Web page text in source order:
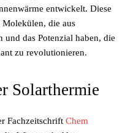
entwickelt. Diese
Molekülen, die aus
und das Potenzial haben, die
zu revolutionieren.
Solarthermie
Fachzeitschrift Chem